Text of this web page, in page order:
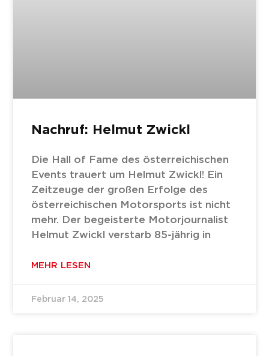
Nachruf: Helmut Zwickl
Die Hall of Fame des österreichischen
Events trauert um Helmut Zwickl! Ein
Zeitzeuge der großen Erfolge des
österreichischen Motorsports ist nicht
mehr. Der begeisterte Motorjournalist
Helmut Zwickl verstarb 85-jährig in
MEHR LESEN
Februar 14, 2025